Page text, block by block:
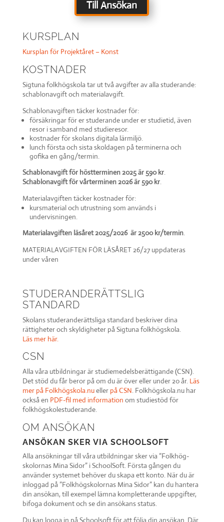
Till Ansökan
KURSPLAN
Kursplan för Projektåret – Konst
KOSTNADER
Sigtuna folkhögskola tar ut två avgifter av alla studerande:
schablonavgift och materialavgift.
Schablonavgiften täcker kostnader för:
försäkringar för er studerande under er studietid, även
resor i samband med studieresor.
kostnader för skolans digitala lärmiljö.
lunch första och sista skoldagen på terminerna och
gofika en gång/termin.
Schablonavgift för höstterminen 2025 är 590 kr.
Schablonavgift för vårterminen 2026 är 590 kr.
Materialavgiften täcker kostnader för:
kursmaterial och utrustning som används i
undervisningen.
Materialavgiften läsåret 2025/2026 är 2500 kr/termin.
MATERIALAVGIFTEN FÖR LÄSÅRET 26/27 uppdateras
under våren
STUDERANDE­RÄTTSLIG
STANDARD
Skolans studeranderättsliga standard beskriver dina
rättigheter och skyldigheter på Sigtuna folkhögskola.
Läs mer här.
CSN
Alla våra utbildningar är studiemedelsberättigande (CSN).
Det stöd du får beror på om du är över eller under 20 år. Läs
mer på Folkhögskola.nueller på CSN . Folkhögskola.nu har
också en PDF-fil med infor­mation om studie­stöd för
folkhögskole­studerande.
OM ANSÖKAN
ANSÖKAN SKER VIA SCHOOLSOFT
Alla ansökningar till våra utbildningar sker via ”Folk­hög­
skolornas Mina Sidor” i SchoolSoft. Första gången du
använder systemet behöver du skapa ett konto. När du är
inloggad på ”Folk­hög­skolornas Mina Sidor” kan du hantera
din ansökan, till exempel lämna kompletterande uppgifter,
bifoga dokument och se din ansökans status.
Du kan logga in på Schoolsoft för att följa din ansökan. Där